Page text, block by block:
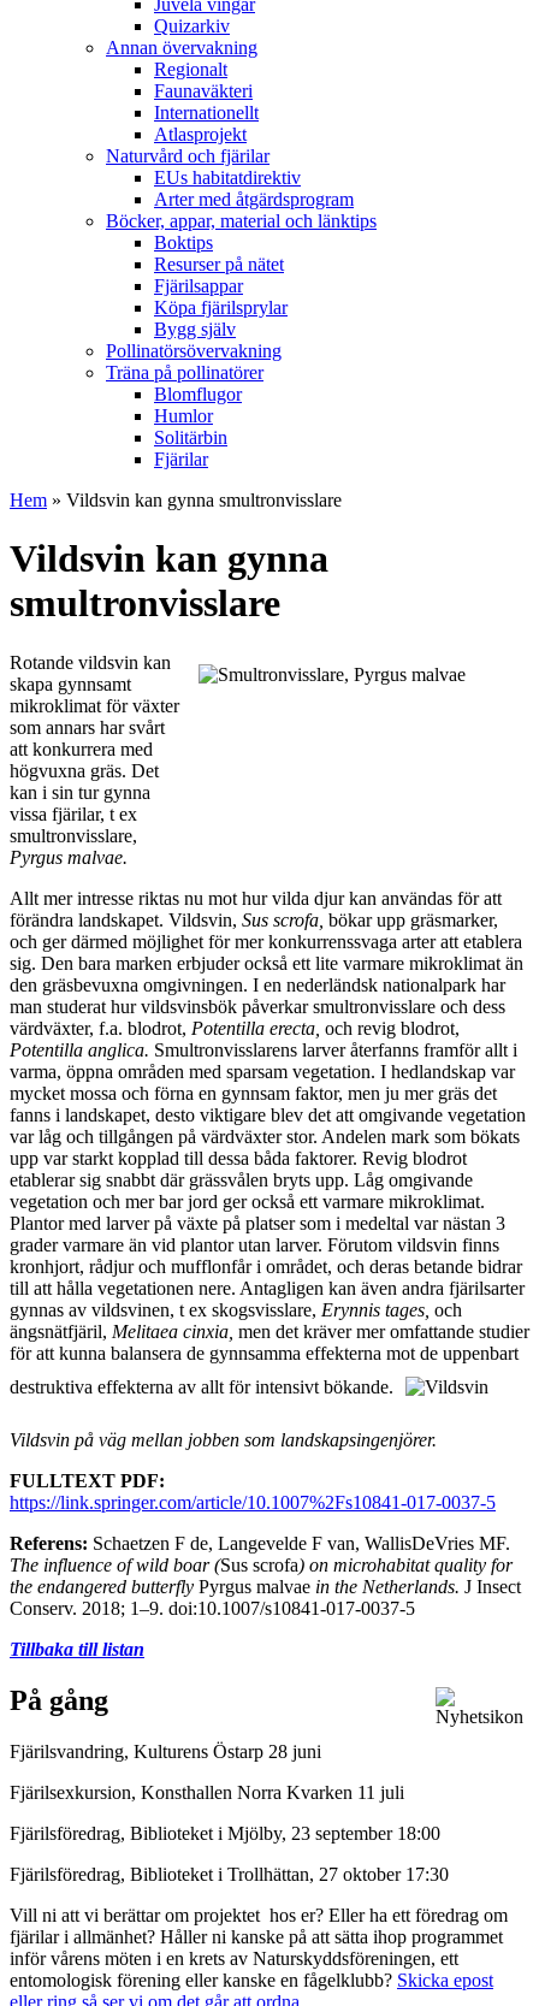
Quizarkiv
Annan övervakning
Regionalt
Faunaväkteri
Internationellt
Atlasprojekt
Naturvård och fjärilar
EUs habitatdirektiv
Arter med åtgärdsprogram
Böcker, appar, material och länktips
Boktips
Resurser på nätet
Fjärilsappar
Köpa fjärilsprylar
Bygg själv
Pollinatörsövervakning
Träna på pollinatörer
Blomflugor
Humlor
Solitärbin
Fjärilar
Hem » Vildsvin kan gynna smultronvisslare
Vildsvin kan gynna
smultronvisslare
Rotande vildsvin kan
skapa gynnsamt
mikroklimat för växter
som annars har svårt
att konkurrera med
högvuxna gräs. Det
kan i sin tur gynna
vissa fjärilar, t ex
smultronvisslare,
Pyrgus malvae.
Allt mer intresse riktas nu mot hur vilda djur kan användas för att
förändra landskapet. Vildsvin, Sus scrofa, bökar upp gräsmarker,
och ger därmed möjlighet för mer konkurrenssvaga arter att etablera
sig. Den bara marken erbjuder också ett lite varmare mikroklimat än
den gräsbevuxna omgivningen. I en nederländsk nationalpark har
man studerat hur vildsvinsbök påverkar smultronvisslare och dess
värdväxter, f.a. blodrot, Potentilla erecta, och revig blodrot,
Potentilla anglica. Smultronvisslarens larver återfanns framför allt i
varma, öppna områden med sparsam vegetation. I hedlandskap var
mycket mossa och förna en gynnsam faktor, men ju mer gräs det
fanns i landskapet, desto viktigare blev det att omgivande vegetation
var låg och tillgången på värdväxter stor. Andelen mark som bökats
upp var starkt kopplad till dessa båda faktorer. Revig blodrot
etablerar sig snabbt där grässvålen bryts upp. Låg omgivande
vegetation och mer bar jord ger också ett varmare mikroklimat.
Plantor med larver på växte på platser som i medeltal var nästan 3
grader varmare än vid plantor utan larver. Förutom vildsvin finns
kronhjort, rådjur och mufflonfår i området, och deras betande bidrar
till att hålla vegetationen nere. Antagligen kan även andra fjärilsarter
gynnas av vildsvinen, t ex skogsvisslare, Erynnis tages, och
ängsnätfjäril, Melitaea cinxia, men det kräver mer omfattande studier
för att kunna balansera de gynnsamma effekterna mot de uppenbart
destruktiva effekterna av allt för intensivt bökande.
Vildsvin på väg mellan jobben som landskapsingenjörer.
FULLTEXT PDF:
https://link.springer.com/article/10.1007%2Fs10841-017-0037-5
Referens: Schaetzen F de, Langevelde F van, WallisDeVries MF.
The influence of wild boar (Sus scrofa) on microhabitat quality for
the endangered butterfly Pyrgus malvae in the Netherlands. J Insect
Conserv. 2018; 1–9. doi:10.1007/s10841-017-0037-5
Tillbaka till listan
På gång
Fjärilsvandring, Kulturens Östarp 28 juni
Fjärilsexkursion, Konsthallen Norra Kvarken 11 juli
Fjärilsföredrag, Biblioteket i Mjölby, 23 september 18:00
Fjärilsföredrag, Biblioteket i Trollhättan, 27 oktober 17:30
Vill ni att vi berättar om projektet hos er? Eller ha ett föredrag om
fjärilar i allmänhet? Håller ni kanske på att sätta ihop programmet
inför vårens möten i en krets av Naturskyddsföreningen, ett
entomologisk förening eller kanske en fågelklubb? Skicka epost
eller ring så ser vi om det går att ordna.